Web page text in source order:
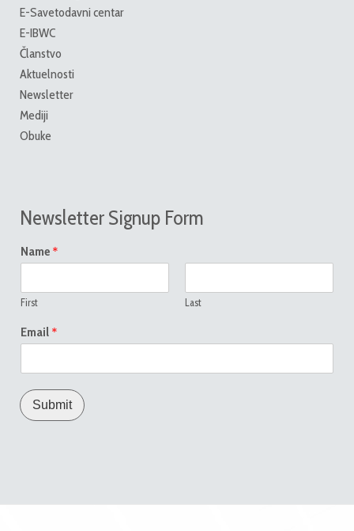
E-Savetodavni centar
E-IBWC
Članstvo
Aktuelnosti
Newsletter
Mediji
Obuke
Newsletter Signup Form
Name *
First Last
Email *
Submit